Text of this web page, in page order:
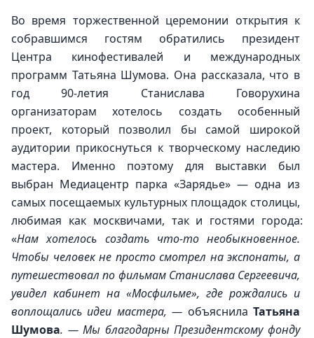
Во время торжественной церемонии открытия к
собравшимся гостям обратились президент
Центра кинофестивалей и международных
программ Татьяна Шумова. Она рассказала, что в
год 90-летия Станислава Говорухина
организаторам хотелось создать особенный
проект, который позволил бы самой широкой
аудитории прикоснуться к творческому наследию
мастера. Именно поэтому для выставки был
выбран Медиацентр парка «Зарядье» — одна из
самых посещаемых культурных площадок столицы,
любимая как москвичами, так и гостями города:
«Нам хотелось создать что-то необыкновенное.
Чтобы человек не просто смотрел на экспонаты, а
путешествовал по фильмам Станислава Сергеевича,
увидел кабинет на «Мосфильме», где рождались и
воплощались идеи мастера, — объяснила Татьяна
Шумова. — Мы благодарны Президентскому фонду